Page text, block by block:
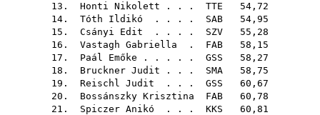
13. Honti Nikolett . . . TTE 54,72
14. Tóth Ildikó . . . . SAB 54,95
15. Csányi Edit . . . . SZV 55,28
16. Vastagh Gabriella . FAB 58,15
17. Paál Emőke . . . . . GSS 58,27
18. Bruckner Judit . . . SMA 58,75
19. Reischl Judit . . . GSS 60,67
20. Bossánszky Krisztina FAB 60,78
21. Spiczer Anikó . . . KKS 60,81